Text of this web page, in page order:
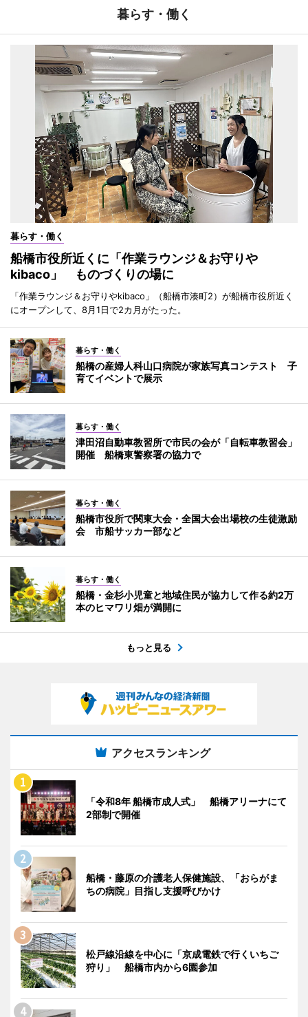
暮らす・働く
暮らす・働く
船橋市役所近くに「作業ラウンジ＆お守りや
kibaco」 ものづくりの場に
「作業ラウンジ＆お守りやkibaco」（船橋市湊町2）が船橋市役所近く
にオープンして、8月1日で2カ月がたった。
暮らす・働く
船橋の産婦人科山口病院が家族写真コンテスト 子
育てイベントで展示
暮らす・働く
津田沼自動車教習所で市民の会が「自転車教習会」
開催 船橋東警察署の協力で
暮らす・働く
船橋市役所で関東大会・全国大会出場校の生徒激励
会 市船サッカー部など
暮らす・働く
船橋・金杉小児童と地域住民が協力して作る約2万
本のヒマワリ畑が満開に
もっと見る
アクセスランキング
「令和8年 船橋市成人式」 船橋アリーナにて
2部制で開催
船橋・藤原の介護老人保健施設、「おらがま
ちの病院」目指し支援呼びかけ
松戸線沿線を中心に「京成電鉄で行くいちご
狩り」 船橋市内から6園参加